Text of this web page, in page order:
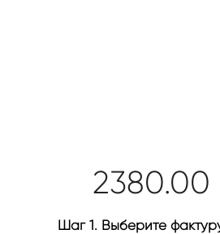
2380.00
Шаг 1. Выберите